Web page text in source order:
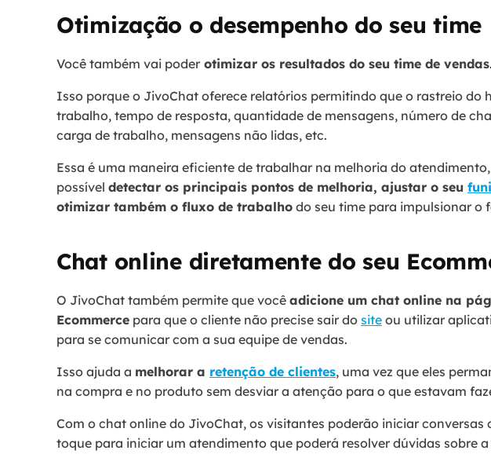
Otimização o desempenho do seu time
Você também vai poder otimizar os resultados do seu time de vendas
Isso porque o JivoChat oferece relatórios permitindo que o rastreio do
trabalho, tempo de resposta, quantidade de mensagens, número de
carga de trabalho, mensagens não lidas, etc.
Essa é uma maneira eficiente de trabalhar na melhoria do
possível detectar os principais pontos de melhoria, ajustar o seu
otimizar também o fluxo de trabalho do seu time para impulsionar o
Chat online diretamente do seu
O JivoChat também permite que você adicione um chat online na
Ecommerce para que o cliente não precise sair do site ou utilizar
para se comunicar com a sua equipe de vendas.
Isso ajuda a melhorar a retenção de clientes, uma vez que eles
na compra e no produto sem desviar a atenção para o que estavam
Com o chat online do JivoChat, os visitantes poderão iniciar conversas
toque para iniciar um atendimento que poderá resolver dúvidas sobre